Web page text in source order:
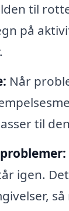
til
på
Når
til
igen.